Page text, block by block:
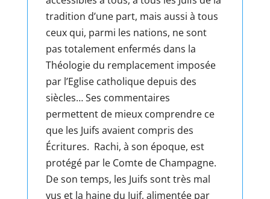
tradition d’une part, mais aussi à tous
ceux qui, parmi les nations, ne sont
pas totalement enfermés dans la
Théologie du remplacement imposée
par l’Eglise catholique depuis des
siècles… Ses commentaires
permettent de mieux comprendre ce
que les Juifs avaient compris des
Écritures. Rachi, à son époque, est
protégé par le Comte de Champagne.
De son temps, les Juifs sont très mal
vus et la haine du Juif, alimentée par